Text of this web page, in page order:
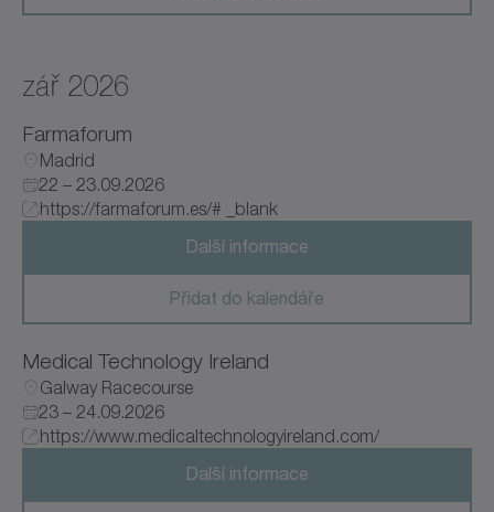
zář 2026
Farmaforum
Madrid
22 – 23.09.2026
https://farmaforum.es/# _blank
Další informace
Přidat do kalendáře
Medical Technology Ireland
Galway Racecourse
23 – 24.09.2026
https://www.medicaltechnologyireland.com/
Další informace